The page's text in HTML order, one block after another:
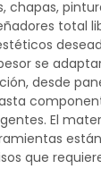
chapas,
total
se
desde
El
que